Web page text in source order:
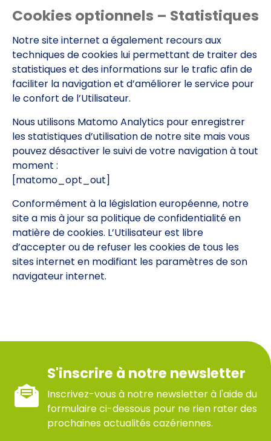
Cookies optionnels – Statistiques
Notre site internet a également recours aux
techniques de cookies lui permettant de traiter des
statistiques et des informations sur le trafic afin de
faciliter la navigation et d’améliorer le service pour
le confort de l’Utilisateur.
Nous utilisons Matomo Analytics pour enregistrer
les statistiques d’utilisation de notre site mais vous
pouvez désactiver le suivi de votre navigation à tout
moment :
[matomo_opt_out]
Conformément à la législation européenne, notre
site a mis à jour sa politique de confidentialité en
matière de cookies. L’Utilisateur est libre
d’accepter ou de refuser les cookies de tous les
sites internet en modifiant les paramètres de son
navigateur internet.
S'inscrire à notre newsletter
Inscrivez-vous à notre newsletter à l'aide du
formulaire ci-dessous pour ne rien rater des
prochaines actualités cazériennes.